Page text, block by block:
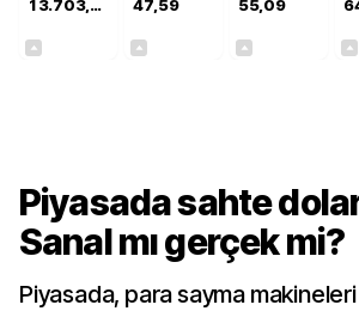
13.703,13 47,59 55,09
Piyasada sahte
Sanal mı gerçek mi?
Piyasada, para sayma